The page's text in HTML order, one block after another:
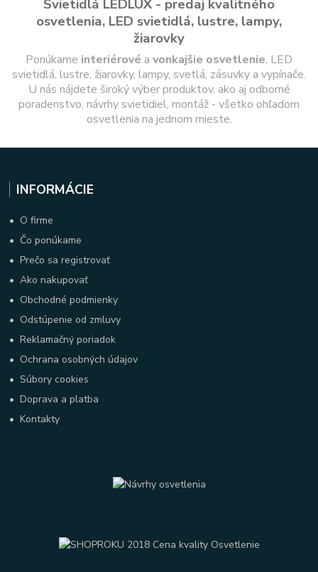
Svietidlá LEDLUX - predaj kvalitného
osvetlenia, LED svietidlá, lustre, lampy,
žiarovky
Ponúkame interiérové a vonkajšie osvetlenie, LED
svietidlá, lustre, žiarovky, lampy, svetlá, zásuvky a vypínače.
U nás nájdete široký výber produktov, ako aj odborné
poradenstvo, návrhy svietidiel, montáž - všetko ohľadom
osvetlenia na jednom mieste.
INFORMÁCIE
• O firme
• Čo ponúkame
•Prečo sa registrovať
•Ako nakupovať
• Obchodné podmienky
• Odstúpenie od zmluvy
•Reklamačný poriadok
• Ochrana osobných údajov
•Súbory cookies
•Doprava a platba
•Kontakty